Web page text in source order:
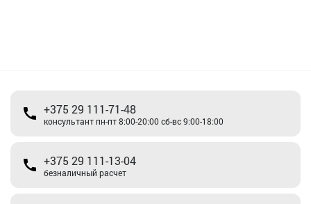
+375 29 111-71-48
консультант пн-пт 8:00-20:00 сб-вс 9:00-18:00
+375 29 111-13-04
безналичный расчет